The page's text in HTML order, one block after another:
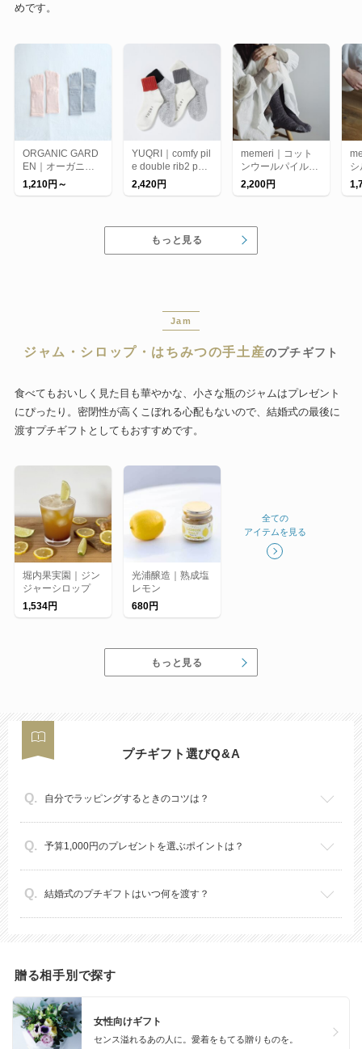
めです。
ORGANIC GARD
EN｜オーガニッ
クコットンの5本
指ソックス 【靴
1,210円～
YUQRI｜comfy pil
e double rib2 pan
el 靴下 消臭抗菌
制菌 機能性 ハイ
ックス リブソッ
2,420円
memeri｜コット
ンウールパイルソ
ックス
2,200円
シ
もっと見る
Jam
ジャム・シロップ・はちみつの手土産のプチギフト
食べてもおいしく見た目も華やかな、小さな瓶のジャムはプレゼント
にぴったり。密閉性が高くこぼれる心配もないので、結婚式の最後に
渡すプチギフトとしてもおすすめです。
堀内果実園｜ジン
ジャーシロップ
1,534円
光浦醸造｜熟成塩
レモン
680円
全ての
アイテムを見る
もっと見る
プチギフト選びQ&A
自分でラッピングするときのコツは？
予算1,000円のプレゼントを選ぶポイントは？
結婚式のプチギフトはいつ何を渡す？
贈る相手別で探す
女性向けギフト
センス溢れるあの人に。愛着をもてる贈りものを。